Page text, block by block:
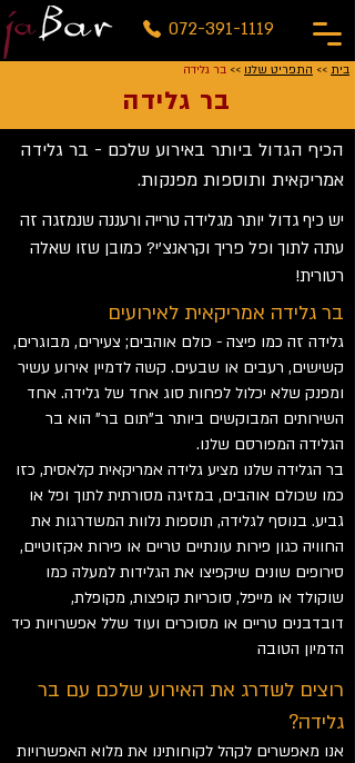
072-391-1119
בית >> התפריט שלנו >> בר גלידה
בר גלידה
הכיף הגדול ביותר באירוע שלכם - בר גלידה
אמריקאית ותוספות מפנקות.
יש כיף גדול יותר מגלידה טרייה ורעננה שנמזגה זה
עתה לתוך ופל פריך וקראנצ'י? כמובן שזו שאלה
רטורית!
בר גלידה אמריקאית לאירועים
גלידה זה כמו פיצה - כולם אוהבים; צעירים, מבוגרים,
קשישים, רעבים או שבעים. קשה לדמיין אירוע עשיר
ומפנק שלא יכלול לפחות סוג אחד של גלידה. אחד
השירותים המבוקשים ביותר ב"תום בר" הוא בר
הגלידה המפורסם שלנו.
בר הגלידה שלנו מציע גלידה אמריקאית קלאסית, כזו
כמו שכולם אוהבים, במזיגה מסורתית לתוך ופל או
גביע. בנוסף לגלידה, תוספות נלוות המשדרגות את
החוויה כגון פירות עונתיים טריים או פירות אקזוטיים,
סירופים שונים שיקפיצו את הגלידות למעלה כמו
שוקולד או מייפל, סוכריות קופצות, מקופלת,
דובדבנים טריים או מסוכרים ועוד שלל אפשרויות כיד
הדמיון הטובה
רוצים לשדרג את האירוע שלכם עם בר
גלידה?
אנו מאפשרים לקהל לקוחותינו את מלוא האפשרויות